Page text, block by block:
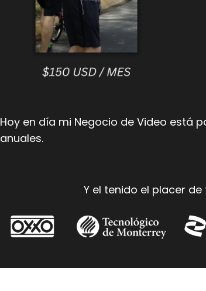
Hoy en día mi Negocio de Video está
anuales.
Y el tenido el placer de